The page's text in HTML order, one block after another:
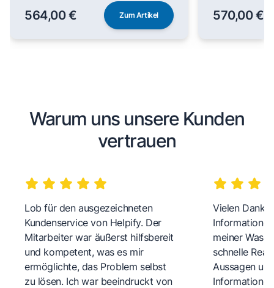
564,00 € Zum Artikel 570,00 €
Warum uns unsere Kunden
vertrauen
Lob für den ausgezeichneten
Kundenservice von Helpify. Der
Mitarbeiter war äußerst hilfsbereit
und kompetent, was es mir
ermöglichte, das Problem selbst
zu lösen. Ich war beeindruckt von
Vielen Dank
meiner
schnelle
Aussagen